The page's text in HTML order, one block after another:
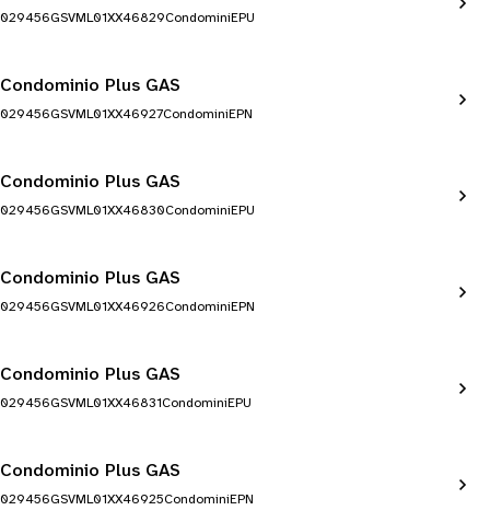
029456GSVML01XX46829CondominiEPU
Condominio Plus GAS
029456GSVML01XX46927CondominiEPN
Condominio Plus GAS
029456GSVML01XX46830CondominiEPU
Condominio Plus GAS
029456GSVML01XX46926CondominiEPN
Condominio Plus GAS
029456GSVML01XX46831CondominiEPU
Condominio Plus GAS
029456GSVML01XX46925CondominiEPN